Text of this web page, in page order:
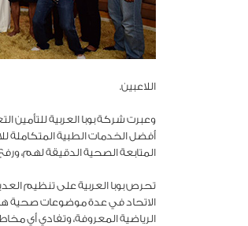
اللاعبين.
وعبرت شركة بوبا العربية للتأمين
أفضل الخدمات الطبية المتكاملة
المتابعة الصحية الدقيقة لهم،
تحرص بوبا العربية على تنظيم
الاتحاد في عدة موضوعات صحية
الرياضية المعروفة، وتفادي أي